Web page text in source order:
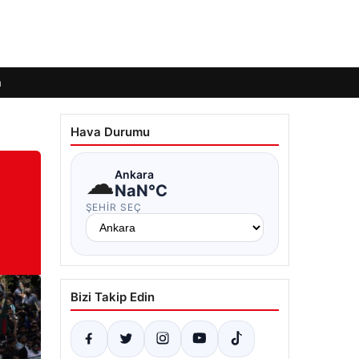
Hava Durumu
☁Ankara
NaN°C
ŞEHIR SEÇ
Bizi Takip Edin